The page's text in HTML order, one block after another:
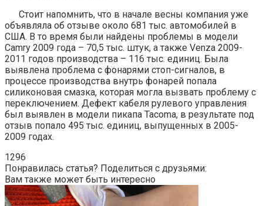
Стоит напомнить, что в начале весны компания уже
объявляла об отзыве около 681 тыс. автомобилей в
США. В то время были найдены проблемы в модели
Camry 2009 года – 70,5 тыс. штук, а также Venza 2009-
2011 годов производства – 116 тыс. единиц. Была
выявлена проблема с фонарями стоп-сигналов, в
процессе производства внутрь фонарей попала
силиконовая смазка, которая могла вызвать проблему с
переключением. Дефект кабеля рулевого управления
был выявлен в модели пикапа Tacoma, в результате под
отзыв попало 495 тыс. единиц, выпущенных в 2005-
2009 годах.
1296
Понравилась статья? Поделиться с друзьями:
Вам также может быть интересно